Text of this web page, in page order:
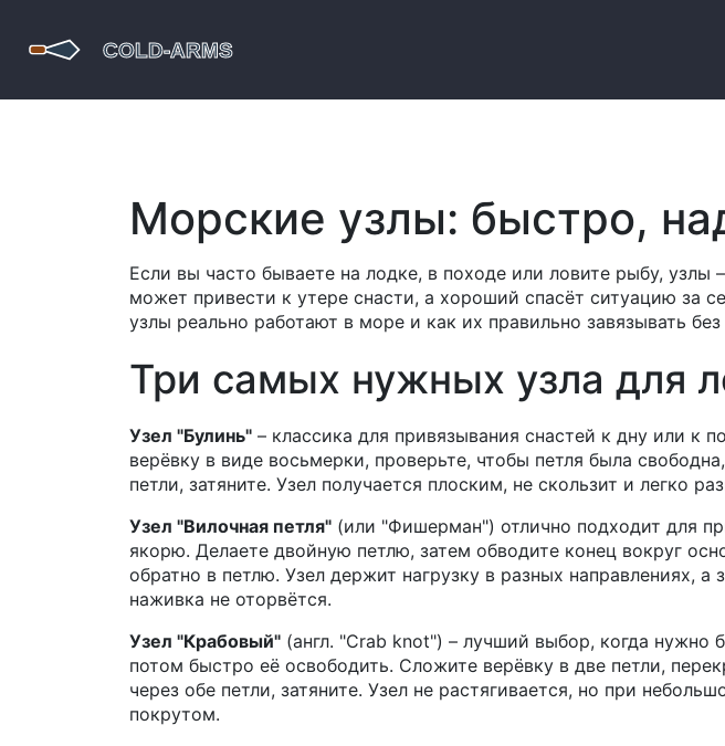
Морские узлы: быстро,
Если вы часто бываете на лодке, в походе или ловите рыбу, узлы
может привести к утере снасти, а хороший спасёт ситуацию за
узлы реально работают в море и как их правильно завязывать
Три самых нужных узла для
Узел "Булинь" – классика для привязывания снастей к дну или к
верёвку в виде восьмерки, проверьте, чтобы петля была
петли, затяните. Узел получается плоским, не скользит и легко
Узел "Вилочная петля" (или "Фишерман") отлично подходит для
якорю. Делаете двойную петлю, затем обводите конец вокруг
обратно в петлю. Узел держит нагрузку в разных направлениях, а
наживка не оторвётся.
Узел "Крабовый" (англ. "Crab knot") – лучший выбор, когда нужно
потом быстро её освободить. Сложите верёвку в две петли,
через обе петли, затяните. Узел не растягивается, но при
покрутом.